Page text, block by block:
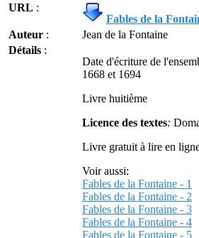
URL :
Fables de la
Auteur :
Jean de la Fontaine
Détails :
Date d'écriture de
1668 et 1694
Livre huitième
Licence des textes:
Livre gratuit à lire en
Voir aussi:
Fables de la Fontaine - 1
Fables de la Fontaine - 2
Fables de la Fontaine - 3
Fables de la Fontaine - 4
Fables de la Fontaine - 5